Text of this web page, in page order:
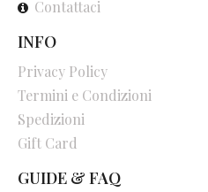
Contattaci
INFO
Privacy Policy
Termini e Condizioni
Spedizioni
Gift Card
GUIDE & FAQ